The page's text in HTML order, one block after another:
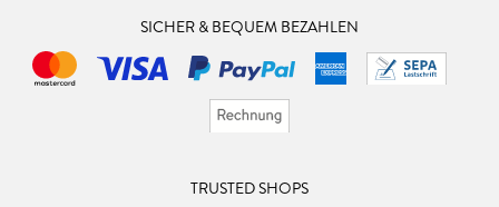
SICHER & BEQUEM BEZAHLEN
TRUSTED SHOPS